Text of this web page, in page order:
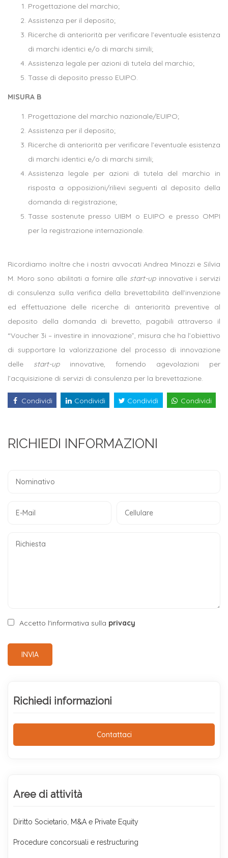
Progettazione del marchio;
Assistenza per il deposito;
Ricerche di anteriorità per verificare l’eventuale esistenza
di marchi identici e/o di marchi simili;
Assistenza legale per azioni di tutela del marchio;
Tasse di deposito presso EUIPO.
MISURA B
Progettazione del marchio nazionale/EUIPO;
Assistenza per il deposito;
Ricerche di anteriorità per verificare l’eventuale esistenza
di marchi identici e/o di marchi simili;
Assistenza legale per azioni di tutela del marchio in
risposta a opposizioni/rilievi seguenti al deposito della
domanda di registrazione;
Tasse sostenute presso UIBM o EUIPO e presso OMPI
per la registrazione internazionale.
Ricordiamo inoltre che i nostri avvocati Andrea Minozzi e Silvia
M. Moro sono abilitati a fornire alle start-upinnovative i servizi
di consulenza sulla verifica della brevettabilità dell’invenzione
ed effettuazione delle ricerche di anteriorità preventive al
deposito della domanda di brevetto, pagabili attraverso il
“Voucher 3i – investire in innovazione”, misura che ha l’obiettivo
di supportare la valorizzazione del processo di innovazione
delle start-upinnovative, fornendo agevolazioni per
l’acquisizione di servizi di consulenza per la brevettazione.
Condividi Condividi Condividi Condividi
RICHIEDI INFORMAZIONI
Accetto l'informativa sulla privacy
INVIA
Richiedi informazioni
Contattaci
Aree di attività
Diritto Societario, M&A e Private Equity
Procedure concorsuali e restructuring